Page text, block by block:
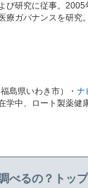
研究に従事。
療ガバナンスを研究
福島県いわき市）・ ナ
中、ロート製薬健
べるの？トッ